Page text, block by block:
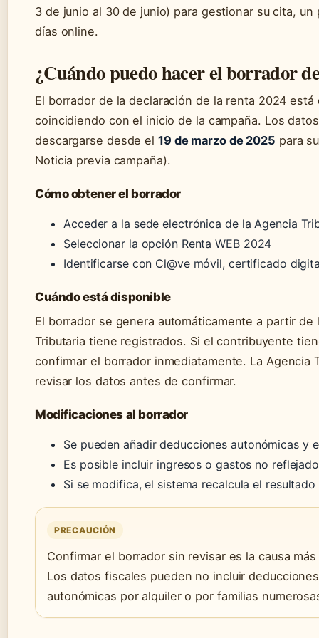
3 de junio al 30 de junio) para gestionar su cita,
días online.
¿Cuándo puedo hacer el borrador
El borrador de la declaración de la renta 2024
coincidiendo con el inicio de la campaña. Los
descargarse desde el 19 de marzo de 2025 para
Noticia previa campaña).
Cómo obtener el borrador
Acceder a la sede electrónica de la Agencia
Seleccionar la opción Renta WEB 2024
Identificarse con Cl@ve móvil, certificado
Cuándo está disponible
El borrador se genera automáticamente a partir
Tributaria tiene registrados. Si el contribuyente
confirmar el borrador inmediatamente. La Agencia
revisar los datos antes de confirmar.
Modificaciones al borrador
Se pueden añadir deducciones autonómicas y
Es posible incluir ingresos o gastos no
Si se modifica, el sistema recalcula el
PRECAUCIÓN
Confirmar el borrador sin revisar es la causa
Los datos fiscales pueden no incluir
autonómicas por alquiler o por familias